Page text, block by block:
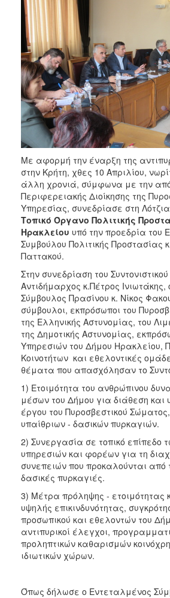
2011
2010
2006
ΤΟΠΟΣ
ΠΟΛΙΤΙΣΜΟΣ
ΑΝΘΕΚΤΙΚΗ
ΠΟΛΗ
Με αφορμή την έναρξη της
στην Κρήτη, χθες 10 Απριλίου,
άλλη χρονιά, σύμφωνα με την
Περιφερειακής Διοίκησης της
Υπηρεσίας, συνεδρίασε στη
Τοπικό Όργανο Πολιτικής
Ηρακλείου υπό την προεδρία του
Συμβούλου Πολιτικής Προστασίας
Παττακού.
Στην συνεδρίαση του
Αντιδήμαρχος κ.Πέτρος
Σύμβουλος Πρασίνου κ. Νίκος
σύμβουλοι, εκπρόσωποι του
της Ελληνικής Αστυνομίας, του
της Δημοτικής Αστυνομίας,
Υπηρεσιών του Δήμου Ηρακλείου,
Κοινοτήτων και εθελοντικές
θέματα που απασχόλησαν το
1) Ετοιμότητα του ανθρώπινου
μέσων του Δήμου για διάθεση και
έργου του Πυροσβεστικού
υπαίθριων - δασικών πυρκαγιών.
2) Συνεργασία σε τοπικό επίπεδο
υπηρεσιών και φορέων για τη
συνεπειών που προκαλούνται από
δασικές πυρκαγιές.
3) Μέτρα πρόληψης - ετοιμότητας
υψηλής επικινδυνότητας,
προσωπικού και εθελοντών του
αντιπυρικοί έλεγχοι,
προληπτικών καθαρισμών
ιδιωτικών χώρων.
Όπως δήλωσε ο Εντεταλμένος